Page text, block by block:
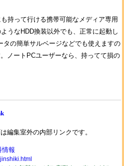
持って行ける携帯可能なメディア専用
うなHDD換装以外でも、正常に起動し
タの簡単サルベージなどでも使えますの
ノートPCユーザーなら、持ってて損の
編集室外の内部リンクです。
情報